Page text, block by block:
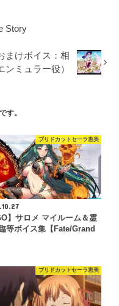
Story
まけボイス：相
ミュラー役）
す。
ブリドカットセーラ恵美
】サロメ マイルーム＆霊
等ボイス集【Fate/Grand
ブリドカットセーラ恵美